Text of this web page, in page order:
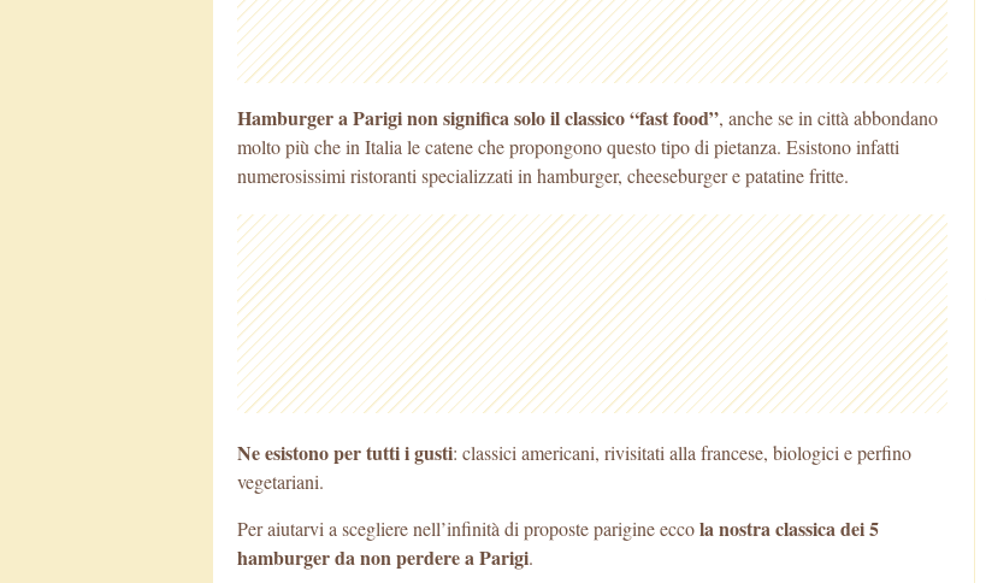
Hamburger a Parigi non significa solo il classico “fast food”, anche se in città abbondano
molto più che in Italia le catene che propongono questo tipo di pietanza. Esistono infatti
numerosissimi ristoranti specializzati in hamburger, cheeseburger e patatine fritte.
Ne esistono per tutti i gusti: classici americani, rivisitati alla francese, biologici e perfino
vegetariani.
Per aiutarvi a scegliere nell’infinità di proposte parigine eccola nostra classica dei 5
hamburger da non perdere a Parigi.